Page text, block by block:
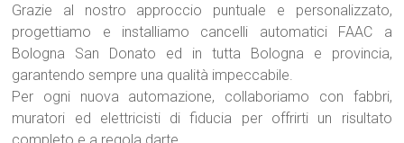
Grazie al nostro approccio puntuale e personalizzato,
progettiamo e installiamo cancelli automatici FAAC a
Bologna San Donato ed in tutta Bologna e provincia,
garantendo sempre una qualità impeccabile.
Per ogni nuova automazione, collaboriamo con fabbri,
muratori ed elettricisti di fiducia per offrirti un risultato